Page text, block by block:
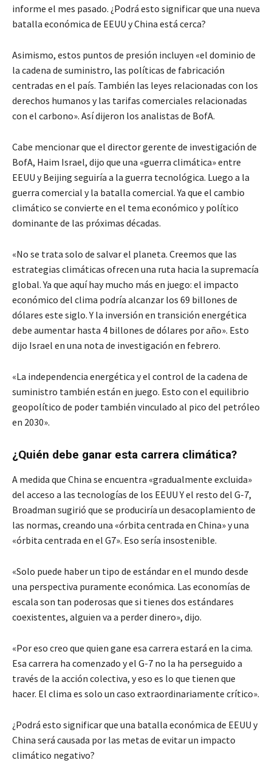
informe el mes pasado. ¿Podrá esto significar que una nueva
batalla económica de EEUU y China está cerca?
Asimismo, estos puntos de presión incluyen «el dominio de
la cadena de suministro, las políticas de fabricación
centradas en el país. También las leyes relacionadas con los
derechos humanos y las tarifas comerciales relacionadas
con el carbono». Así dijeron los analistas de BofA.
Cabe mencionar que el director gerente de investigación de
BofA, Haim Israel, dijo que una «guerra climática» entre
EEUU y Beijing seguiría a la guerra tecnológica. Luego a la
guerra comercial y la batalla comercial. Ya que el cambio
climático se convierte en el tema económico y político
dominante de las próximas décadas.
«No se trata solo de salvar el planeta. Creemos que las
estrategias climáticas ofrecen una ruta hacia la supremacía
global. Ya que aquí hay mucho más en juego: el impacto
económico del clima podría alcanzar los 69 billones de
dólares este siglo. Y la inversión en transición energética
debe aumentar hasta 4 billones de dólares por año». Esto
dijo Israel en una nota de investigación en febrero.
«La independencia energética y el control de la cadena de
suministro también están en juego. Esto con el equilibrio
geopolítico de poder también vinculado al pico del petróleo
en 2030».
¿Quién debe ganar esta carrera climática?
A medida que China se encuentra «gradualmente excluida»
del acceso a las tecnologías de los EEUU Y el resto del G-7,
Broadman sugirió que se produciría un desacoplamiento de
las normas, creando una «órbita centrada en China» y una
«órbita centrada en el G7». Eso sería insostenible.
«Solo puede haber un tipo de estándar en el mundo desde
una perspectiva puramente económica. Las economías de
escala son tan poderosas que si tienes dos estándares
coexistentes, alguien va a perder dinero», dijo.
«Por eso creo que quien gane esa carrera estará en la cima.
Esa carrera ha comenzado y el G-7 no la ha perseguido a
través de la acción colectiva, y eso es lo que tienen que
hacer. El clima es solo un caso extraordinariamente crítico».
¿Podrá esto significar que una batalla económica de EEUU y
China será causada por las metas de evitar un impacto
climático negativo?